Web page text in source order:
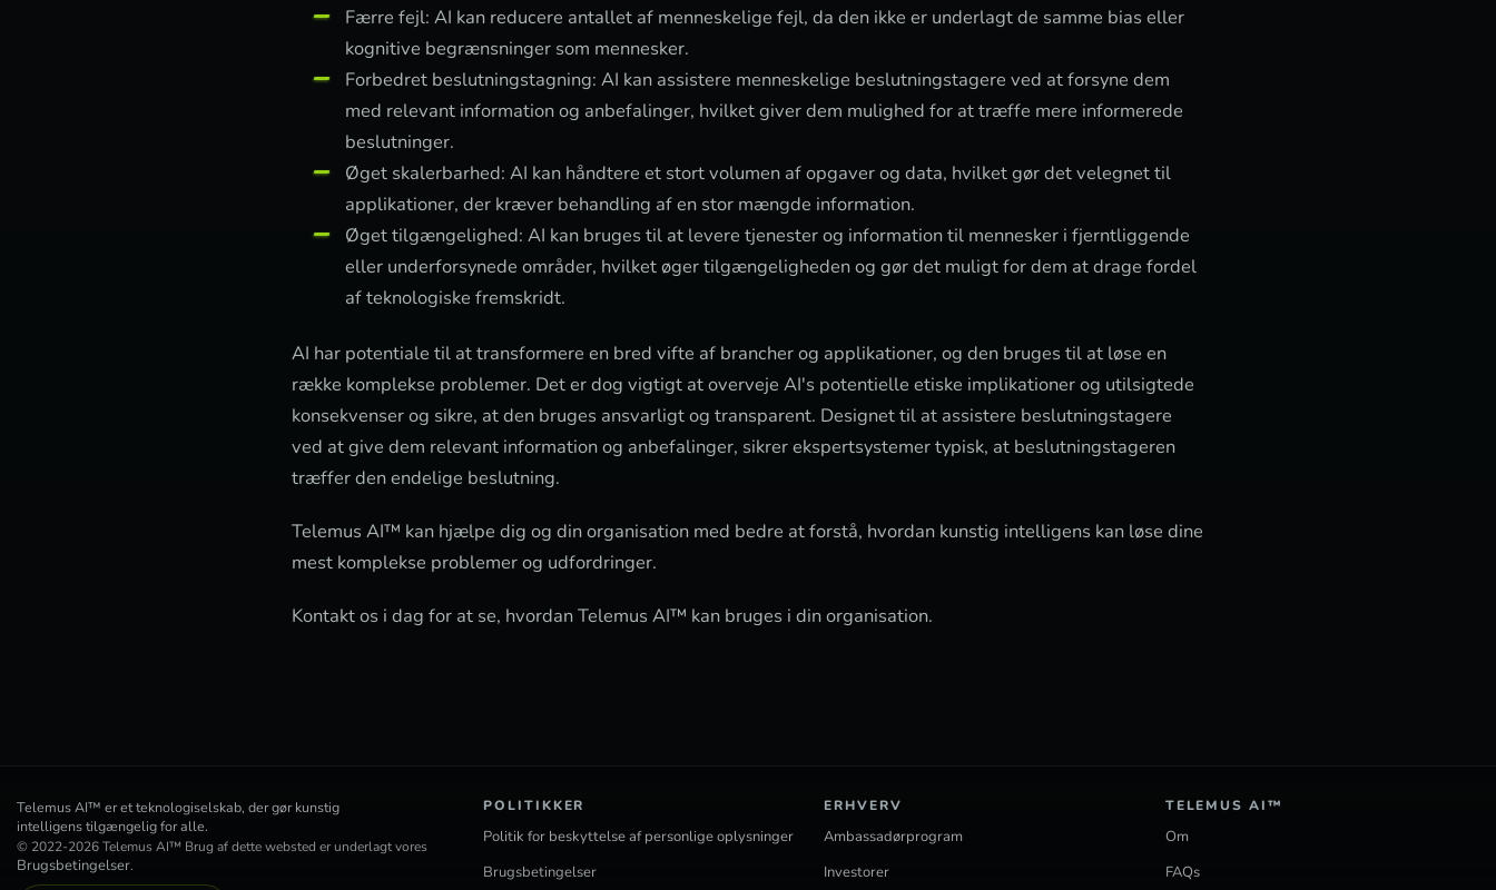
Færre fejl: AI kan reducere antallet af menneskelige fejl, da den ikke er underlagt de samme bias eller
kognitive begrænsninger som mennesker.
Forbedret beslutningstagning: AI kan assistere menneskelige beslutningstagere ved at forsyne dem
med relevant information og anbefalinger, hvilket giver dem mulighed for at træffe mere informerede
beslutninger.
Øget skalerbarhed: AI kan håndtere et stort volumen af opgaver og data, hvilket gør det velegnet til
applikationer, der kræver behandling af en stor mængde information.
Øget tilgængelighed: AI kan bruges til at levere tjenester og information til mennesker i fjerntliggende
eller underforsynede områder, hvilket øger tilgængeligheden og gør det muligt for dem at drage fordel
af teknologiske fremskridt.
AI har potentiale til at transformere en bred vifte af brancher og applikationer, og den bruges til at løse en
række komplekse problemer. Det er dog vigtigt at overveje AI's potentielle etiske implikationer og utilsigtede
konsekvenser og sikre, at den bruges ansvarligt og transparent. Designet til at assistere beslutningstagere
ved at give dem relevant information og anbefalinger, sikrer ekspertsystemer typisk, at beslutningstageren
træffer den endelige beslutning.
Telemus AI™ kan hjælpe dig og din organisation med bedre at forstå, hvordan kunstig intelligens kan løse dine
mest komplekse problemer og udfordringer.
Kontakt os i dag for at se, hvordan Telemus AI™ kan bruges i din organisation.
Telemus AI™ er et teknologiselskab, der gør kunstig
intelligens tilgængelig for alle.
© 2022-2026 Telemus AI™ Brug af dette websted er underlagt vores
Brugsbetingelser.
POLITIKKER
Politik for beskyttelse af personlige oplysninger
Brugsbetingelser
ERHVERV
Ambassadørprogram
Investorer
TELEMUS AI™
Om
FAQs